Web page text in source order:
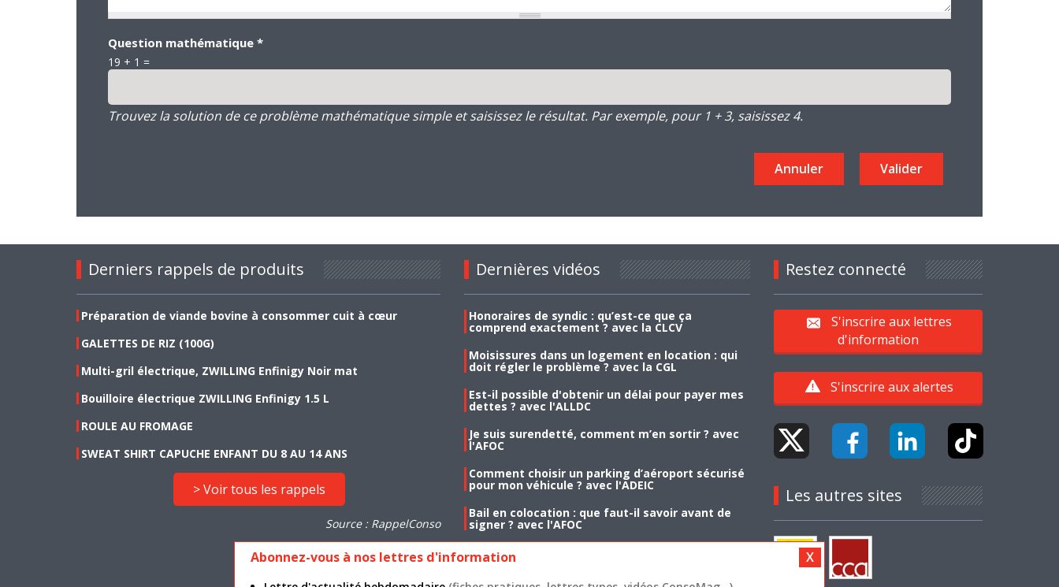
Question mathématique *
19 + 1 =
Trouvez la solution de ce problème mathématique simple et saisissez le résultat. Par exemple, pour 1 + 3, saisissez 4.
Derniers rappels de produits
Préparation de viande bovine à consommer cuit à cœur
GALETTES DE RIZ (100G)
Multi-gril électrique, ZWILLING Enfinigy Noir mat
Bouilloire électrique ZWILLING Enfinigy 1.5 L
ROULE AU FROMAGE
SWEAT SHIRT CAPUCHE ENFANT DU 8 AU 14 ANS
> Voir tous les rappels
Source : RappelConso
Dernières vidéos
Honoraires de syndic : qu’est-ce que ça
comprend exactement ? avec la CLCV
Moisissures dans un logement en location : qui
doit régler le problème ? avec la CGL
Est-il possible d'obtenir un délai pour payer mes
dettes ? avec l'ALLDC
Je suis surendetté, comment m’en sortir ? avec
l'AFOC
Comment choisir un parking d’aéroport sécurisé
pour mon véhicule ? avec l'ADEIC
Bail en colocation : que faut-il savoir avant de
signer ? avec l'AFOC
Restez connecté
S'inscrire aux lettres
d'information
S'inscrire aux alertes
Les autres sites
Abonnez-vous à nos lettres d'information